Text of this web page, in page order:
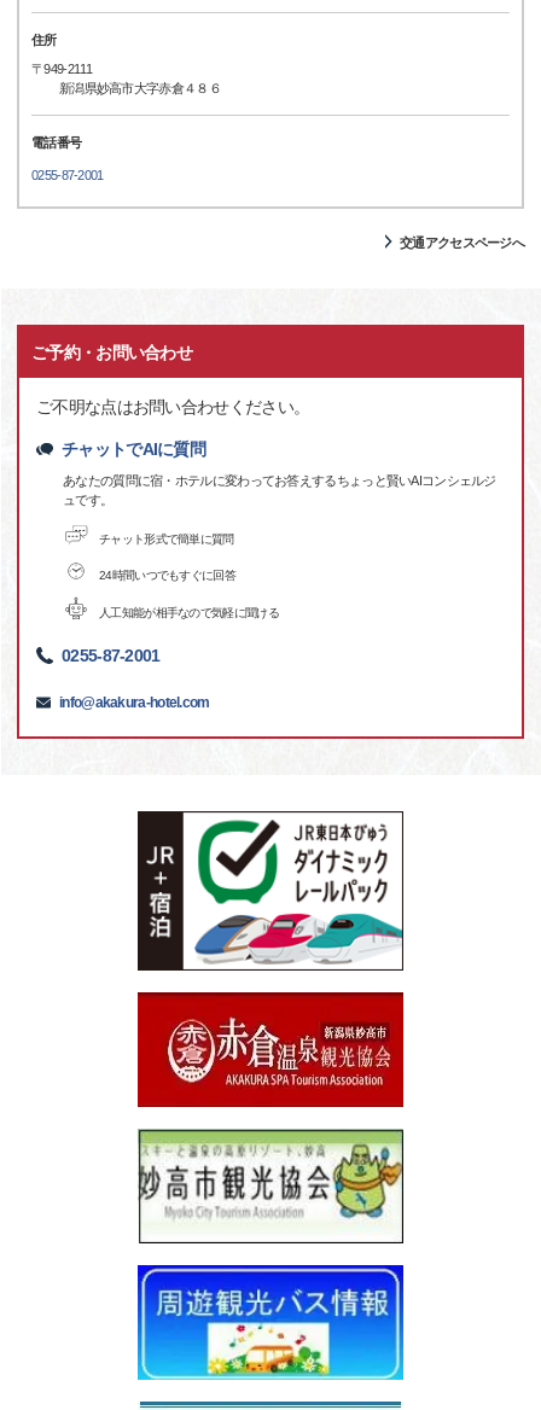
住所
〒949-2111
新潟県妙高市大字赤倉４８６
電話番号
0255-87-2001
交通アクセスページへ
ご予約・お問い合わせ
ご不明な点はお問い合わせください。
チャットでAIに質問
あなたの質問に宿・ホテルに変わってお答えするちょっと賢いAIコンシェルジ
ュです。
チャット形式で簡単に質問
24時間いつでもすぐに回答
人工知能が相手なので気軽に聞ける
0255-87-2001
info@akakura-hotel.com